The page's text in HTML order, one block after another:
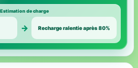
Estimation de charge
→ Recharge ralentie après 80%